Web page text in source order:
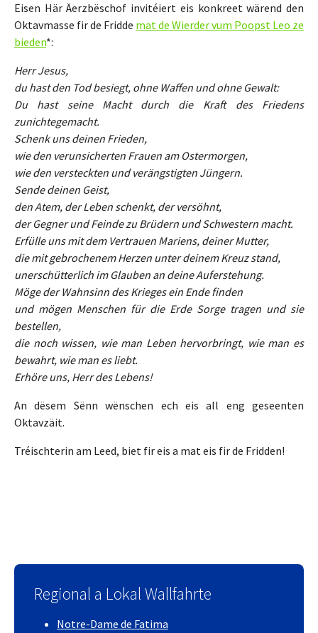
Eisen Här Äerzbëschof invitéiert eis konkreet wärend den
Oktavmasse fir de Fridde mat de Wierder vum Poopst Leo ze
bieden*:
Herr Jesus,
du hast den Tod besiegt, ohne Waffen und ohne Gewalt:
Du hast seine Macht durch die Kraft des Friedens
zunichtegemacht.
Schenk uns deinen Frieden,
wie den verunsicherten Frauen am Ostermorgen,
wie den versteckten und verängstigten Jüngern.
Sende deinen Geist,
den Atem, der Leben schenkt, der versöhnt,
der Gegner und Feinde zu Brüdern und Schwestern macht.
Erfülle uns mit dem Vertrauen Mariens, deiner Mutter,
die mit gebrochenem Herzen unter deinem Kreuz stand,
unerschütterlich im Glauben an deine Auferstehung.
Möge der Wahnsinn des Krieges ein Ende finden
und mögen Menschen für die Erde Sorge tragen und sie
bestellen,
die noch wissen, wie man Leben hervorbringt, wie man es
bewahrt, wie man es liebt.
Erhöre uns, Herr des Lebens!
An dësem Sënn wënschen ech eis all eng geseenten
Oktavzäit.
Tréischterin am Leed, biet fir eis a mat eis fir de Fridden!
Regional a Lokal Wallfahrte
Notre-Dame de Fatima